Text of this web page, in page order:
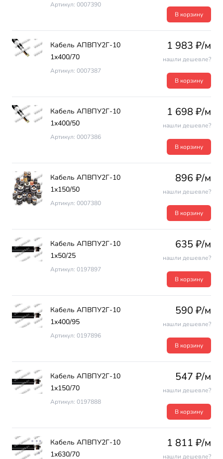
Артикул: 0007390
В корзину
Кабель АПВПУ2Г-10
1х400/70
Артикул: 0007387
1 983 ₽/м
нашли дешевле?
В корзину
Кабель АПВПУ2Г-10
1х400/50
Артикул: 0007386
1 698 ₽/м
нашли дешевле?
В корзину
Кабель АПВПУ2Г-10
1х150/50
Артикул: 0007380
896 ₽/м
нашли дешевле?
В корзину
Кабель АПВПУ2Г-10
1х50/25
Артикул: 0197897
635 ₽/м
нашли дешевле?
В корзину
Кабель АПВПУ2Г-10
1х400/95
Артикул: 0197896
590 ₽/м
нашли дешевле?
В корзину
Кабель АПВПУ2Г-10
1х150/70
Артикул: 0197888
547 ₽/м
нашли дешевле?
В корзину
Кабель АПВПУ2Г-10
1х630/70
1 811 ₽/м
нашли дешевле?